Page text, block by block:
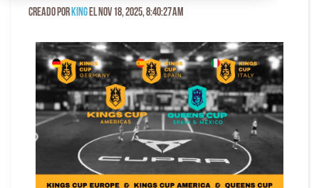
Creado por King el Nov 18, 2025, 8:40:27 AM